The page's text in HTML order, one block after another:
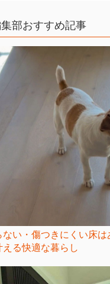
部おすすめ記事
ない・傷つきにくい床
える快適な暮らし